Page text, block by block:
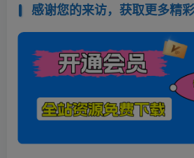
感谢您的来访，获取更多精